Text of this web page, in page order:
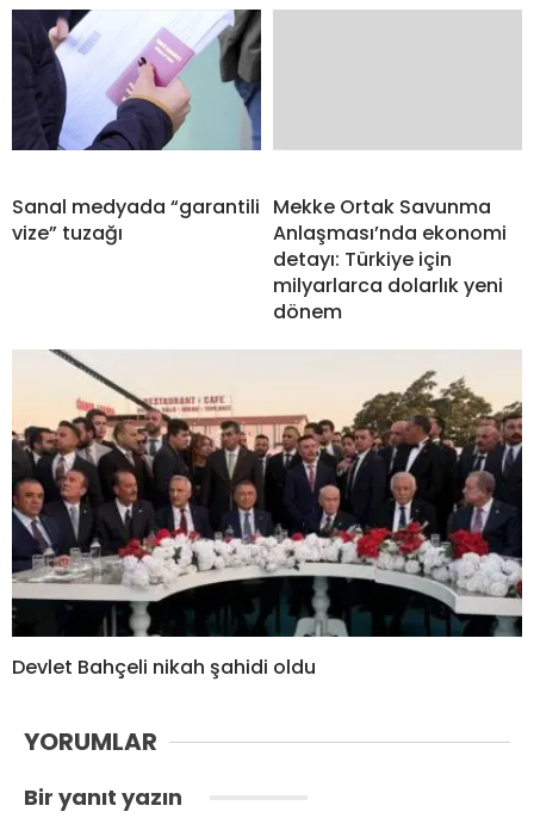
Sanal medyada “garantili
vize” tuzağı
Mekke Ortak Savunma
Anlaşması’nda ekonomi
detayı: Türkiye için
milyarlarca dolarlık yeni
dönem
Devlet Bahçeli nikah şahidi oldu
YORUMLAR
Bir yanıt yazın